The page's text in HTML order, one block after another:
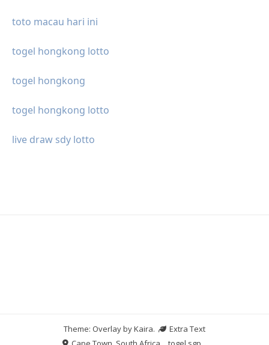
toto macau hari ini
togel hongkong lotto
togel hongkong
togel hongkong lotto
live draw sdy lotto
Theme: Overlay byKaira.
Extra Text